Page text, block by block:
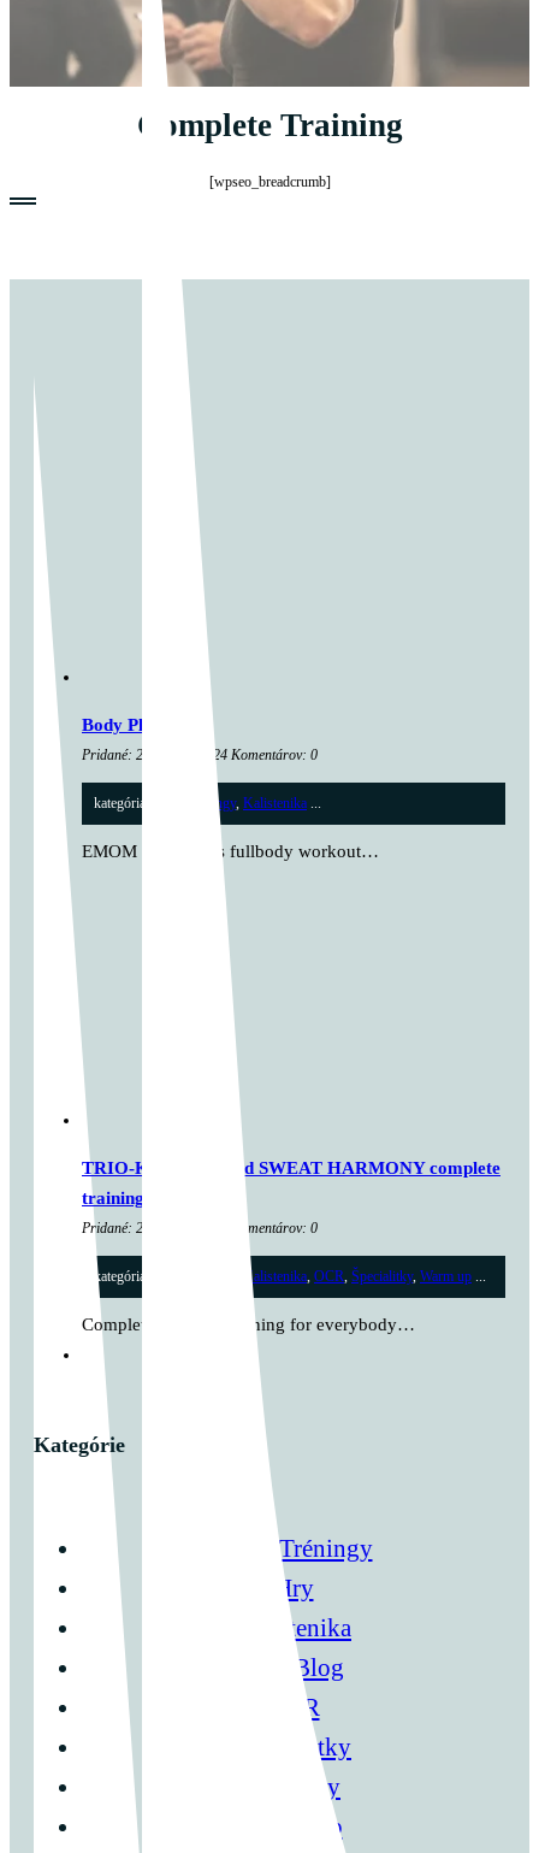
Complete Training
[wpseo_breadcrumb]
Body Play
Pridané: 26. marca 2024 Komentárov: 0
kategória: Cross tréningy, Kalistenika ...
EMOM 48 minutes fullbody workout…
TRIO-KOMORA and SWEAT HARMONY complete
training
Pridané: 22. marca 2024 Komentárov: 0
kategória: Kalistenika, OCR, Špecialitky, Warm up ...
Complete fullbody training for everybody…
Kategórie
Cross Tréningy
Hry
Kalistenika
Môj Blog
OCR
Špecialitky
Tréningy
Warm Up